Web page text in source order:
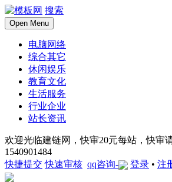
搜索
Open Menu
电脑网络
综合其它
休闲娱乐
教育文化
生活服务
行业企业
站长资讯
欢迎光临建链网，快审20元每站，快审
1540901484
快捷提交 快速审核 qq咨询- 登录 • 注